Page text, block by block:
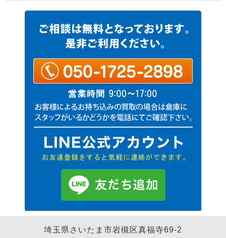
埼玉県さいたま市岩槻区真福寺69-2